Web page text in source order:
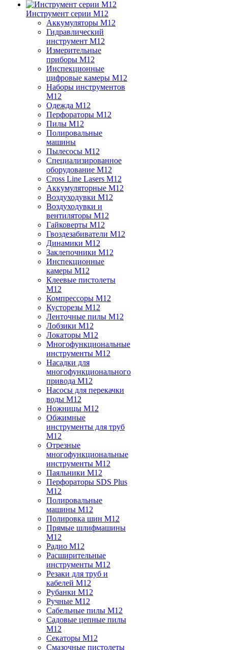
Инструмент серии M12
Аккумуляторы M12
Гидравлический
инструмент M12
Измерительные
приборы M12
Инспекционные
цифровые камеры M12
Наборы инструментов
M12
Одежда M12
Перфораторы M12
Пилы M12
Полировальные
машины
Пылесосы M12
Специализированное
оборудование M12
Cross Line Lasers M12
Аккумуляторные M12
Воздуходувки M12
Воздуходувки и
вентиляторы M12
Гайковерты M12
Гвоздезабиватели M12
Динамики M12
Заклепочники M12
Инспекционные
камеры M12
Клеевые пистолеты
M12
Компрессоры M12
Кусторезы M12
Ленточные пилы M12
Лобзики M12
Локаторы M12
Многофункциональные
инструменты M12
Насадки для
многофункционального
привода M12
Насосы для перекачки
воды M12
Ножницы M12
Обжимные
инструменты для труб
M12
Отрезные
многофункциональные
инструменты M12
Паяльники M12
Перфораторы SDS Plus
M12
Полировальные
машины M12
Полировка шин M12
Прямые шлифмашины
M12
Радио M12
Расширительные
инструменты M12
Резаки для труб и
кабелей M12
Рубанки M12
Ручные M12
Сабельные пилы M12
Садовые цепные пилы
M12
Секаторы M12
Смазочные пистолеты